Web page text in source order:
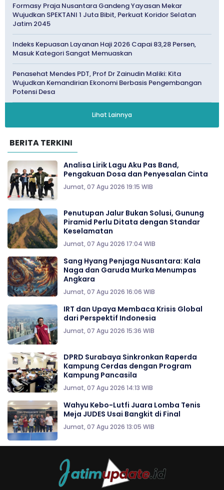
Formasy Praja Nusantara Gandeng Yayasan Mekar
Wujudkan SPEKTANI 1 Juta Bibit, Perkuat Koridor Selatan
Jatim 2045
Indeks Kepuasan Layanan Haji 2026 Capai 83,28 Persen,
Masuk Kategori Sangat Memuaskan
Penasehat Mendes PDT, Prof Dr Zainudin Maliki: Kita
Wujudkan Kemandirian Ekonomi Berbasis Pengembangan
Potensi Desa
Lihat Lainnya
BERITA TERKINI
Analisa Lirik Lagu Aku Pas Band,
Pengakuan Dosa dan Penyesalan Cinta
Jumat, 07 Agu 2026 19:15 WIB
Penutupan Jalur Bukan Solusi, Gunung
Piramid Perlu Ditata dengan Standar
Keselamatan
Jumat, 07 Agu 2026 17:04 WIB
Sang Hyang Penjaga Nusantara: Kala
Naga dan Garuda Murka Menumpas
Angkara
Jumat, 07 Agu 2026 16:06 WIB
IRT dan Upaya Membaca Krisis Global
dari Perspektif Indonesia
Jumat, 07 Agu 2026 15:36 WIB
DPRD Surabaya Sinkronkan Raperda
Kampung Cerdas dengan Program
Kampung Pancasila
Jumat, 07 Agu 2026 14:13 WIB
Wahyu Kebo-Lutfi Juara Lomba Tenis
Meja JUDES Usai Bangkit di Final
Jumat, 07 Agu 2026 13:05 WIB